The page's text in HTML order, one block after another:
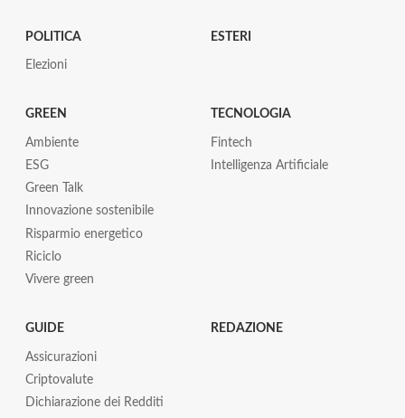
POLITICA
Elezioni
ESTERI
GREEN
Ambiente
ESG
Green Talk
Innovazione sostenibile
Risparmio energetico
Riciclo
Vivere green
TECNOLOGIA
Fintech
Intelligenza Artificiale
GUIDE
Assicurazioni
Criptovalute
Dichiarazione dei Redditi
REDAZIONE